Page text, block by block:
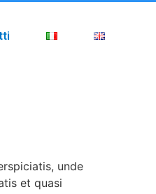
unde
et quasi